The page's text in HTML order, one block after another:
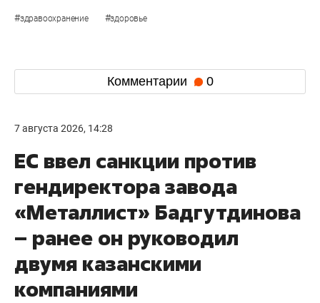
#здравоохранение #здоровье
Комментарии 0
7 августа 2026, 14:28
ЕС ввел санкции против
гендиректора завода
«Металлист» Бадгутдинова
– ранее он руководил
двумя казанскими
компаниями